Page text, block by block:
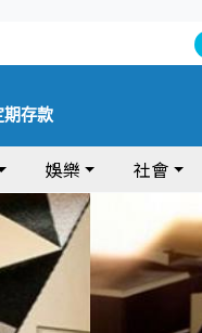
期存款
娛樂 社會